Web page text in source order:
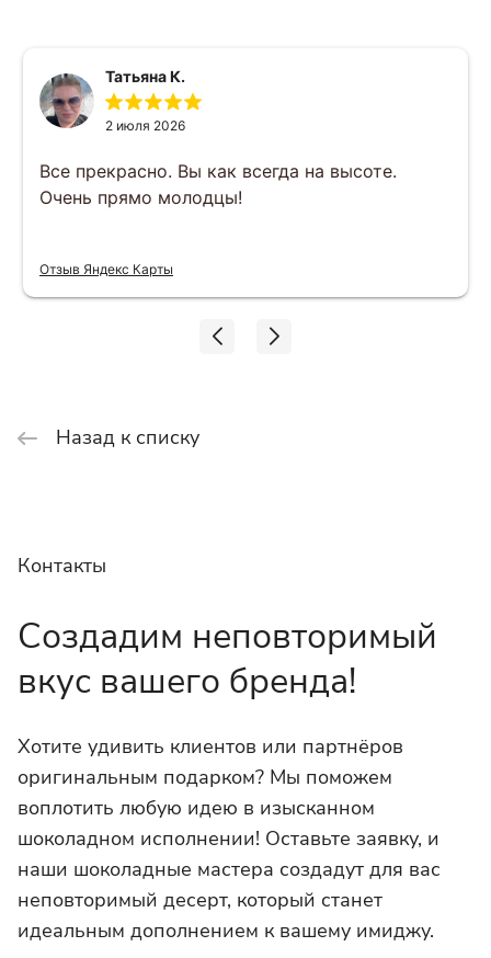
Татьяна К.
2 июля 2026
Все прекрасно. Вы как всегда на высоте.
Очень прямо молодцы!
Отзыв Яндекс Карты
Назад к списку
Контакты
Создадим неповторимый
вкус вашего бренда!
Хотите удивить клиентов или партнёров
оригинальным подарком? Мы поможем
воплотить любую идею в изысканном
шоколадном исполнении! Оставьте заявку, и
наши шоколадные мастера создадут для вас
неповторимый десерт, который станет
идеальным дополнением к вашему имиджу.